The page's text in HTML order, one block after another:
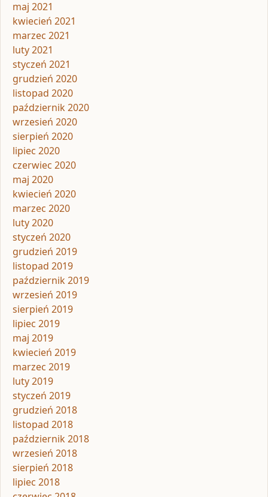
maj 2021
kwiecień 2021
marzec 2021
luty 2021
styczeń 2021
grudzień 2020
listopad 2020
październik 2020
wrzesień 2020
sierpień 2020
lipiec 2020
czerwiec 2020
maj 2020
kwiecień 2020
marzec 2020
luty 2020
styczeń 2020
grudzień 2019
listopad 2019
październik 2019
wrzesień 2019
sierpień 2019
lipiec 2019
maj 2019
kwiecień 2019
marzec 2019
luty 2019
styczeń 2019
grudzień 2018
listopad 2018
październik 2018
wrzesień 2018
sierpień 2018
lipiec 2018